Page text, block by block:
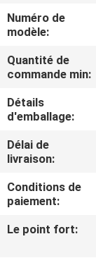
À
PROPOS
DE
NOUS
VISITE
DE
L'USINE
CONTRÔLE
Numéro de
modèle:
Quantité de
commande min:
Détails
d'emballage:
Délai de
livraison:
Conditions de
paiement:
Le point fort: